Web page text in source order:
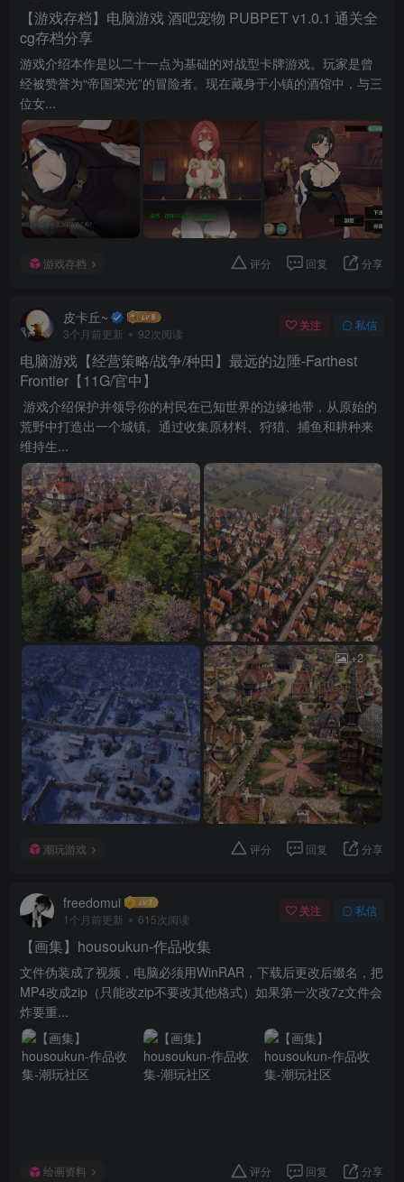
【游戏存档】电脑游戏 酒吧宠物 PUBPET v1.0.1 通关全
cg存档分享
游戏介绍本作是以二十一点为基础的对战型卡牌游戏。玩家是曾
经被赞誉为“帝国荣光”的冒险者。现在藏身于小镇的酒馆中，与三
位女...
游戏存档 评分 回复 分享
皮卡丘~
3个月前更新 92次阅读
关注 私信
电脑游戏【经营策略/战争/种田】最远的边陲-Farthest
Frontier【11G/官中】
游戏介绍保护并领导你的村民在已知世界的边缘地带，从原始的
荒野中打造出一个城镇。通过收集原材料、狩猎、捕鱼和耕种来
维持生...
+2
潮玩游戏 评分 回复 分享
freedomui
1个月前更新 615次阅读
关注 私信
【画集】housoukun-作品收集
文件伪装成了视频，电脑必须用WinRAR，下载后更改后缀名，把
MP4改成zip（只能改zip不要改其他格式）如果第一次改7z文件会
炸要重...
绘画资料 评分 回复 分享